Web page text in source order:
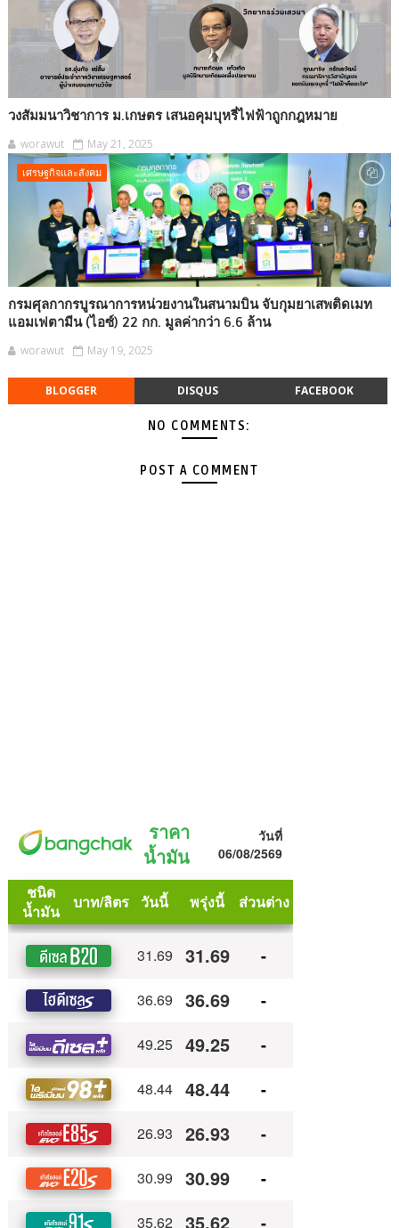
วงสัมมนาวิชาการ ม.เกษตร เสนอคุมบุหรี่ไฟฟ้าถูกกฎหมาย
worawut May 21, 2025
เศรษฐกิจและสังคม
กรมศุลกากรบูรณาการหน่วยงานในสนามบิน จับกุมยาเสพติดเมท
แอมเฟตามีน (ไอซ์) 22 กก. มูลค่ากว่า 6.6 ล้าน
worawut May 19, 2025
BLOGGER DISQUS FACEBOOK
NO COMMENTS:
POST A COMMENT